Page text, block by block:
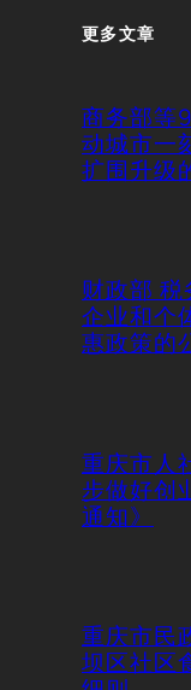
更多文章
商务部等
动城市一
扩围升级
财政部
企业和个
惠政策的
重庆市人
步做好创
通知》
重庆市民
坝区社区